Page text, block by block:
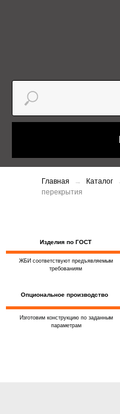
Главная Каталог
перекрытия
Изделия по ГОСТ
ЖБИ соответствуют предъявляемым
требованиям
Изготовим конструкцию по заданным
параметрам
Опциональное производство